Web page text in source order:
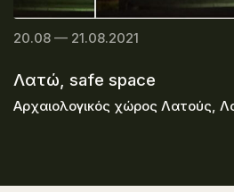
20.08 — 21.08.2021
Λατώ, safe space
Αρχαιολογικός χώρος Λατούς,